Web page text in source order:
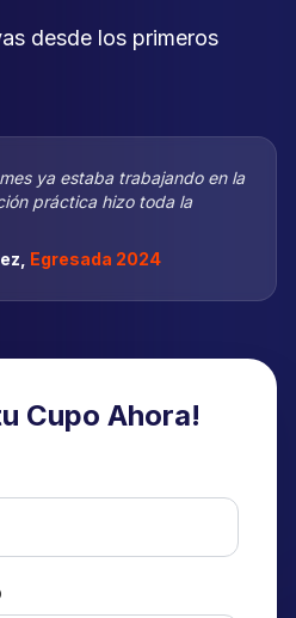
desde los primeros
ya estaba trabajando en la
práctica hizo toda la
Egresada 2024
Cupo Ahora!